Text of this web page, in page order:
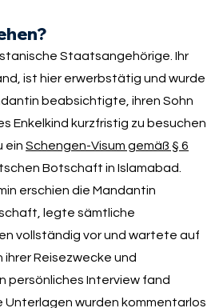
Staatsangehörige. Ihr
ist hier erwerbstätig und wurde
beabsichtigte, ihren Sohn
Enkelkind kurzfristig zu besuchen
einSchengen-Visum gemäß § 6
Botschaft in Islamabad.
erschien die Mandantin
legte sämtliche
vollständig vor und wartete auf
Reisezwecke und
persönliches Interview fand
wurden kommentarlos